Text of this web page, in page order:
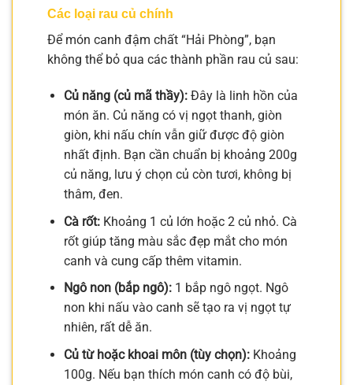
Các loại rau củ chính
Để món canh đậm chất “Hải Phòng”, bạn
không thể bỏ qua các thành phần rau củ sau:
Củ năng (củ mã thầy):Đây là linh hồn của
món ăn. Củ năng có vị ngọt thanh, giòn
giòn, khi nấu chín vẫn giữ được độ giòn
nhất định. Bạn cần chuẩn bị khoảng 200g
củ năng, lưu ý chọn củ còn tươi, không bị
thâm, đen.
Cà rốt:Khoảng 1 củ lớn hoặc 2 củ nhỏ. Cà
rốt giúp tăng màu sắc đẹp mắt cho món
canh và cung cấp thêm vitamin.
Ngô non (bắp ngô):1 bắp ngô ngọt. Ngô
non khi nấu vào canh sẽ tạo ra vị ngọt tự
nhiên, rất dễ ăn.
Củ từ hoặc khoai môn (tùy chọn):Khoảng
100g. Nếu bạn thích món canh có độ bùi,